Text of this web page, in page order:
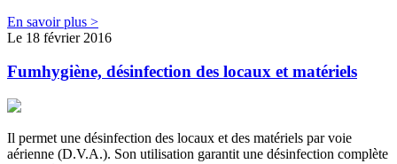
En savoir plus >
Le 18 février 2016
Fumhygiène, désinfection des locaux et matériels
Il permet une désinfection des locaux et des matériels par voie
aérienne (D.V.A.). Son utilisation garantit une désinfection complète